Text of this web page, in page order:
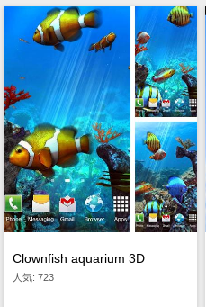
Clownfish aquarium 3D
人気: 723